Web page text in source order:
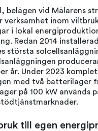
belägen vid Mälarens
verksamhet inom
i lokal
Redan 2014
största
år. Under 2023
med två batterilager
på 100 kW används
till egen